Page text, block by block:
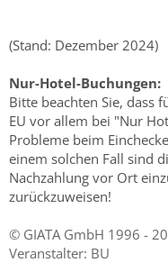
(Stand: Dezember 2024)
Nur-Hotel-Buchungen:
Bitte beachten Sie, dass
EU vor allem bei "Nur
Probleme beim
einem solchen Fall sind
Nachzahlung vor Ort
zurückzuweisen!
© GIATA GmbH 1996 -
Veranstalter: BU